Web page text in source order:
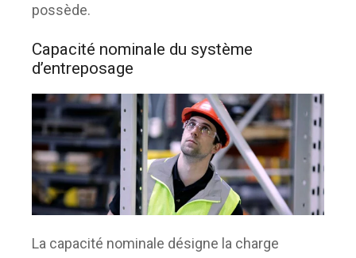
possède.
Capacité nominale du système
d’entreposage
La capacité nominale désigne la charge